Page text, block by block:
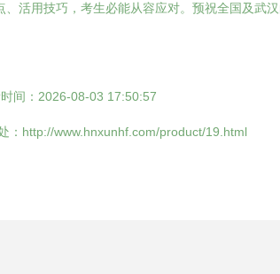
活用技巧，考生必能从容应对。预祝全国及武
间：2026-08-03 17:50:57
：http://www.hnxunhf.com/product/19.html